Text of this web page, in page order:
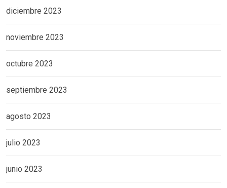
diciembre 2023
noviembre 2023
octubre 2023
septiembre 2023
agosto 2023
julio 2023
junio 2023